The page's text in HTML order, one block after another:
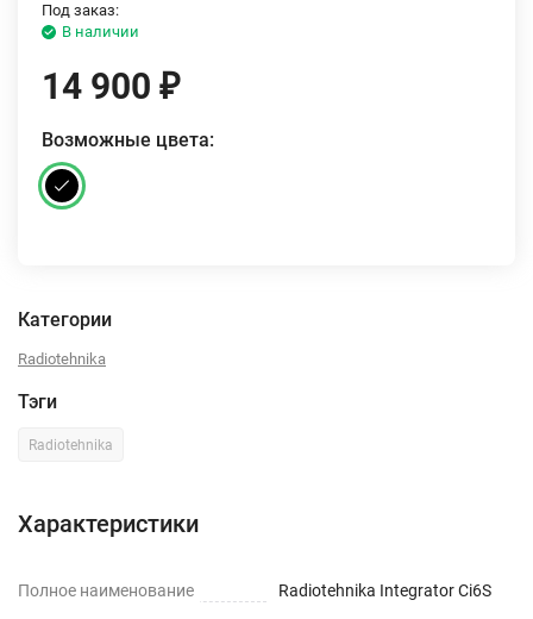
Под заказ:
В наличии
14 900 ₽
Возможные цвета:
Категории
Radiotehnika
Тэги
Radiotehnika
Характеристики
Полное наименование Radiotehnika Integrator Ci6S